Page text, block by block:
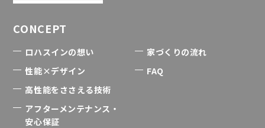
CONCEPT
ロハスインの想い
性能×デザイン
高性能をささえる技術
アフターメンテナンス・
安心保証
家づくりの流れ
FAQ